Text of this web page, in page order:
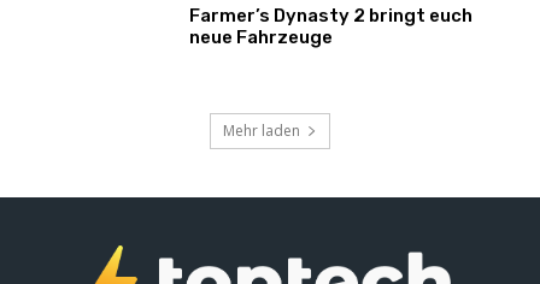
Farmer’s Dynasty 2 bringt euch
neue Fahrzeuge
Mehr laden